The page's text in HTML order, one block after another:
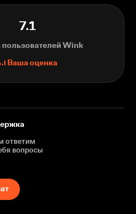
7.1
Wink
Ваша оценка
ответим
вопросы